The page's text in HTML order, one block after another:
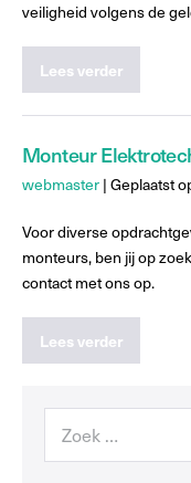
veiligheid volgens de
Lees verder
Monteur
webmaster | Geplaatst
Voor diverse
monteurs, ben jij op
contact met ons op.
Lees verder